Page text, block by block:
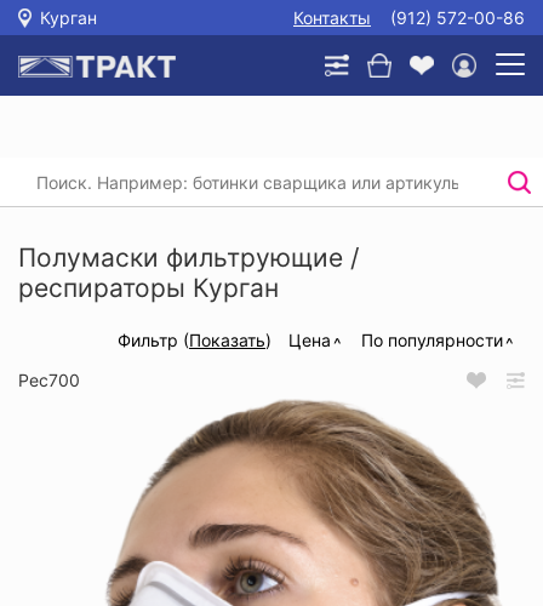
Курган Контакты (912) 572-00-86
Главная / /
Полумаски фильтрующие / респираторы
Полумаски фильтрующие /
респираторы Курган
Фильтр (Показать) Цена
По популярности
Рес700